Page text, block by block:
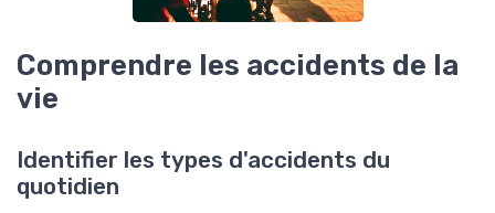
Comprendre les accidents de la
vie
Identifier les types d'accidents du
quotidien